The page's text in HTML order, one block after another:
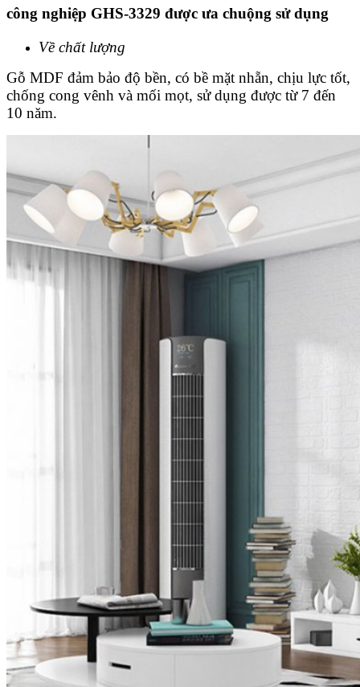
công nghiệp GHS-3329 được ưa chuộng sử dụng
Về chất lượng
Gỗ MDF đảm bảo độ bền, có bề mặt nhẵn, chịu lực tốt,
chống cong vênh và mối mọt, sử dụng được từ 7 đến
10 năm.